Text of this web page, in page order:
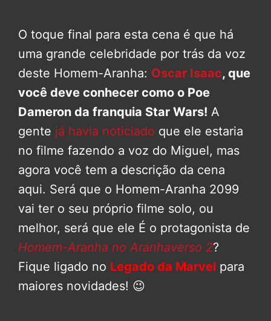
O toque final para esta cena é que há
uma grande celebridade por trás da voz
deste Homem-Aranha: Oscar Isaac, que
você deve conhecer como o Poe
Dameron da franquia Star Wars! A
gente já havia noticiado que ele estaria
no filme fazendo a voz do Miguel, mas
agora você tem a descrição da cena
aqui. Será que o Homem-Aranha 2099
vai ter o seu próprio filme solo, ou
melhor, será que ele É o protagonista de
Homem-Aranha no Aranhaverso 2?
Fique ligado no Legado da Marvel para
maiores novidades! 😉